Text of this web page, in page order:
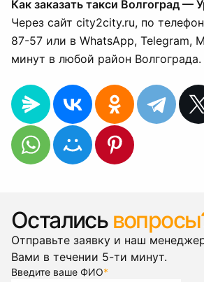
Как заказать такси Волгоград —
Через сайт city2city.ru, по
87-57 или в WhatsApp, Telegram,
минут в любой район Волгограда.
Остались
Отправьте заявку и наш
Вами в течении 5-ти минут.
Введите ваше ФИО*